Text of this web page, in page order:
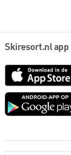
Skiresort.nl app